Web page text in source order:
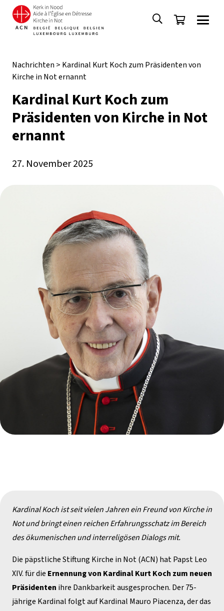
Nachrichten > Kardinal Kurt Koch zum Präsidenten von
Kirche in Not ernannt
Kardinal Kurt Koch zum
Präsidenten von Kirche in Not
ernannt
27. November 2025
Kardinal Koch ist seit vielen Jahren ein Freund von Kirche in
Not und bringt einen reichen Erfahrungsschatz im Bereich
des ökumenischen und interreligösen Dialogs mit.
Die päpstliche Stiftung Kirche in Not (ACN) hat Papst Leo
XIV. für die Ernennung von Kardinal Kurt Koch zum neuen
Präsidenten ihre Dankbarkeit ausgesprochen. Der 75-
jährige Kardinal folgt auf Kardinal Mauro Piacenza, der das